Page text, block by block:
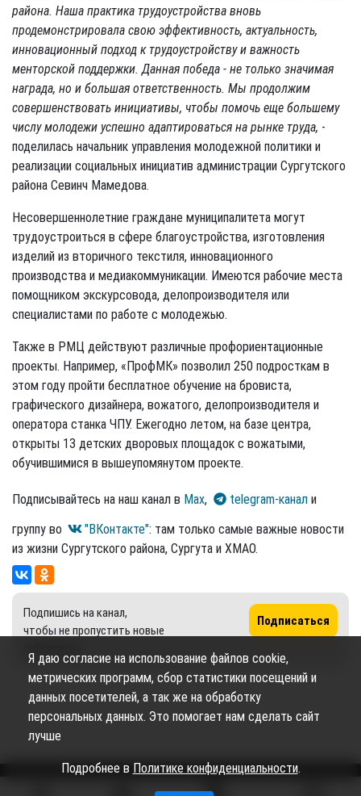
района. Наша практика трудоустройства вновь
продемонстрировала свою эффективность, актуальность,
инновационный подход к трудоустройству и важность
менторской поддержки. Данная победа - не только значимая
награда, но и большая ответственность. Мы продолжим
совершенствовать инициативы, чтобы помочь еще большему
числу молодежи успешно адаптироваться на рынке труда, -
поделилась начальник управления молодежной политики и
реализации социальных инициатив администрации Сургутского
района Севинч Мамедова.
Несовершеннолетние граждане муниципалитета могут
трудоустроиться в сфере благоустройства, изготовления
изделий из вторичного текстиля, инновационного
производства и медиакоммуникации. Имеются рабочие места
помощником экскурсовода, делопроизводителя или
специалистами по работе с молодежью.
Также в РМЦ действуют различные профориентационные
проекты. Например, «ПрофМК» позволил 250 подросткам в
этом году пройти бесплатное обучение на бровиста,
графического дизайнера, вожатого, делопроизводителя и
оператора станка ЧПУ. Ежегодно летом, на базе центра,
открыты 13 детских дворовых площадок с вожатыми,
обучившимися в вышеупомянутом проекте.
Подписывайтесь на наш канал в Max, telegram-канал и
группу во
"ВКонтакте": там только самые важные новости
из жизни Сургутского района, Сургута и ХМАО.
Подпишись на канал,
чтобы не пропустить новые
Подписаться
Я даю согласие на использование файлов cookie,
метрических программ, сбор статистики посещений и
данных посетителей, а так же на обработку
персональных данных. Это помогает нам сделать сайт
лучше
Подробнее в Политике конфиденциальности.